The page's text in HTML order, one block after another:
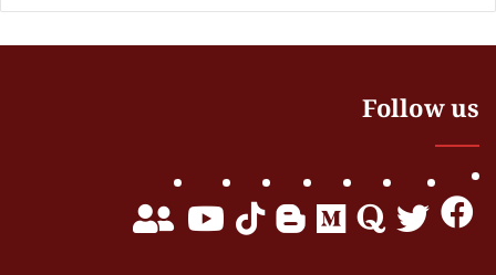
Follow us